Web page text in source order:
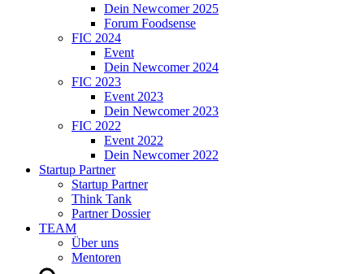
Dein Newcomer 2025
Forum Foodsense
FIC 2024
Event
Dein Newcomer 2024
FIC 2023
Event 2023
Dein Newcomer 2023
FIC 2022
Event 2022
Dein Newcomer 2022
Startup Partner
Startup Partner
Think Tank
Partner Dossier
TEAM
Über uns
Mentoren